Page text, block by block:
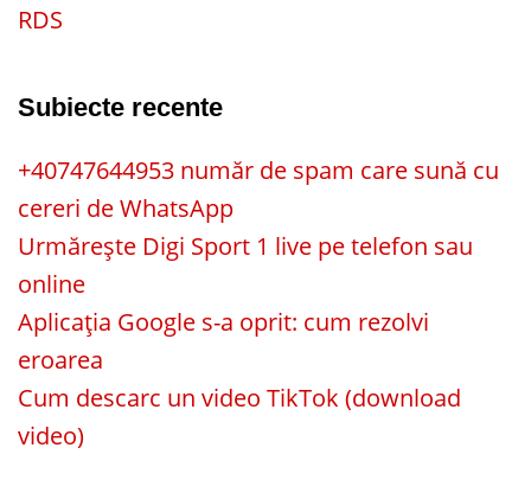
RDS
Subiecte recente
+40747644953 număr de spam care sună cu
cereri de WhatsApp
Urmărește Digi Sport 1 live pe telefon sau
online
Aplicația Google s-a oprit: cum rezolvi
eroarea
Cum descarc un video TikTok (download
video)